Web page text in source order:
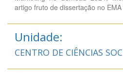
artigo fruto de dissertação no
Unidade:
CENTRO DE CIÊNCIAS